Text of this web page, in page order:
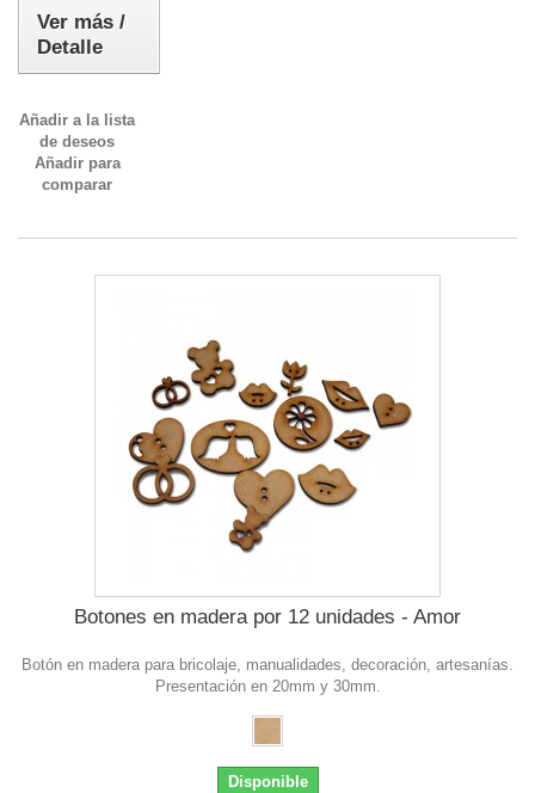
Ver más /
Detalle
Añadir a la lista
de deseos
Añadir para
comparar
Botones en madera por 12 unidades - Amor
Botón en madera para bricolaje, manualidades, decoración, artesanías.
Presentación en 20mm y 30mm.
Disponible